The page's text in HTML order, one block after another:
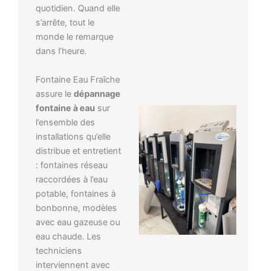
quotidien. Quand elle
s’arrête, tout le
monde le remarque
dans l’heure.
Fontaine Eau Fraîche
assure le dépannage
fontaine à eau sur
l’ensemble des
installations qu’elle
distribue et entretient
: fontaines réseau
raccordées à l’eau
potable, fontaines à
bonbonne, modèles
avec eau gazeuse ou
eau chaude. Les
techniciens
interviennent avec